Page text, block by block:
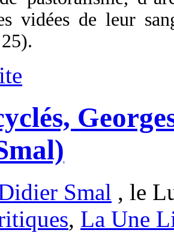
vidées de leur
Smal , le
, La Une